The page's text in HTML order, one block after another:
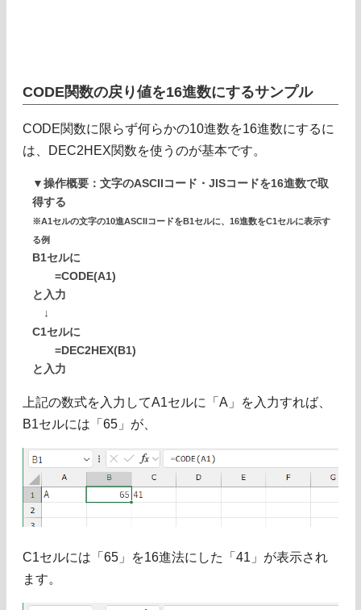
CODE関数の戻り値を16進数にするサンプル
CODE関数に限らず何らかの10進数を16進数にするに
は、DEC2HEX関数を使うのが基本です。
▼操作概要：文字のASCIIコード・JISコードを16進数で取
得する
※A1セルの文字の10進ASCIIコードをB1セルに、16進数をC1セルに表示す
る例
B1セルに
=CODE(A1)
と入力
↓
C1セルに
=DEC2HEX(B1)
と入力
上記の数式を入力してA1セルに「A」を入力すれば、
B1セルには「65」が、
C1セルには「65」を16進法にした「41」が表示され
ます。